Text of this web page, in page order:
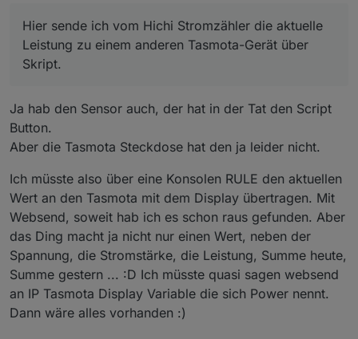
dt [l1c1p10]pwr=%pwr%
>W
g:pwr=0
>T
->sensor53 r
+1,3,s,16,9600,MT175
1,77070100010800ff@1000,E_in,kWh,E_in,1
1,77070100010801ff@1000,E_in_HT,kWh,E_in_HT,1
1,77070100020800ff@1000,E_out,kWh,E_out,1
1,77070100100700ff@1,P,W,P,1 ;18
1,77070100000009ff@#,Server_ID,,Server_ID,0
Hier sende ich vom Hichi Stromzähler die aktuelle
Leistung zu einem anderen Tasmota-Gerät über
Skript.
Ja hab den Sensor auch, der hat in der Tat den Script
Button.
Aber die Tasmota Steckdose hat den ja leider nicht.
Ich müsste also über eine Konsolen RULE den aktuellen
Wert an den Tasmota mit dem Display übertragen. Mit
Websend, soweit hab ich es schon raus gefunden. Aber
das Ding macht ja nicht nur einen Wert, neben der
Spannung, die Stromstärke, die Leistung, Summe heute,
Summe gestern ... :D Ich müsste quasi sagen websend
an IP Tasmota Display Variable die sich Power nennt.
Dann wäre alles vorhanden :)